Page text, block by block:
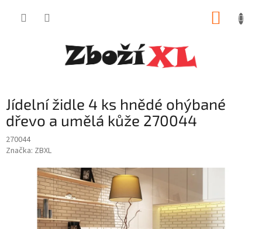
Jídelní židle 4 ks hnědé ohýbané
dřevo a umělá kůže 270044
270044
Značka: ZBXL